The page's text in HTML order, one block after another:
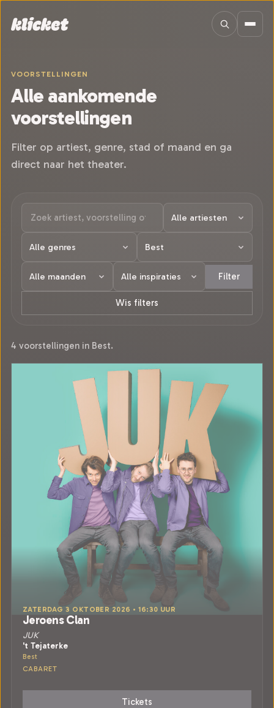
VOORSTELLINGEN
Alle aankomende
voorstellingen
Filter op artiest, genre, stad of maand en ga
direct naar het theater.
Filter
Wis filters
4 voorstellingen in Best.
ZATERDAG 3 OKTOBER 2026 • 16:30 UUR
Jeroens Clan
JUK
't Tejaterke
Best
CABARET
Tickets